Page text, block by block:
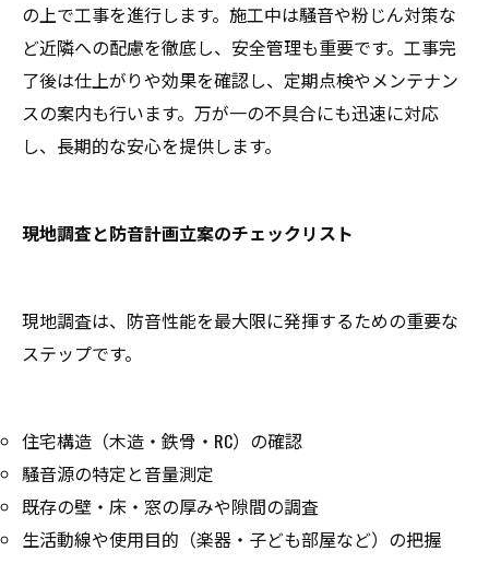
の上で工事を進行します。施工中は騒音や粉じん対策な
ど近隣への配慮を徹底し、安全管理も重要です。工事完
了後は仕上がりや効果を確認し、定期点検やメンテナン
スの案内も行います。万が一の不具合にも迅速に対応
し、長期的な安心を提供します。
現地調査と防音計画立案のチェックリスト
現地調査は、防音性能を最大限に発揮するための重要な
ステップです。
住宅構造（木造・鉄骨・RC）の確認
騒音源の特定と音量測定
既存の壁・床・窓の厚みや隙間の調査
生活動線や使用目的（楽器・子ども部屋など）の把握